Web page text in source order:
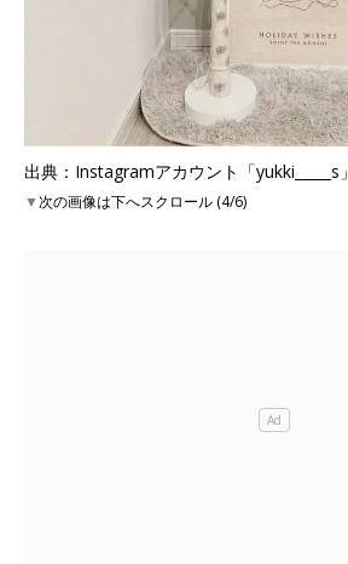
出典：Instagramアカウント「yukki_____s」
▼次の画像は下へスクロール (4/6)